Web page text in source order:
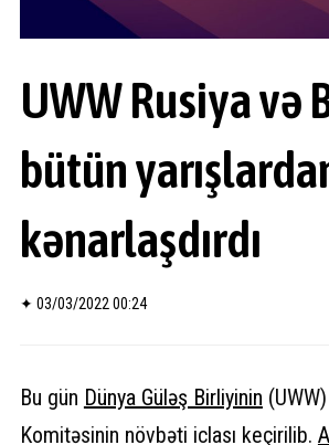
UWW Rusiya və
bütün
kənarlaşdırdı
✦ 03/03/2022 00:24
Bu gün Dünya Güləş Birliyinin
Komitəsinin növbəti iclası keçirilib.